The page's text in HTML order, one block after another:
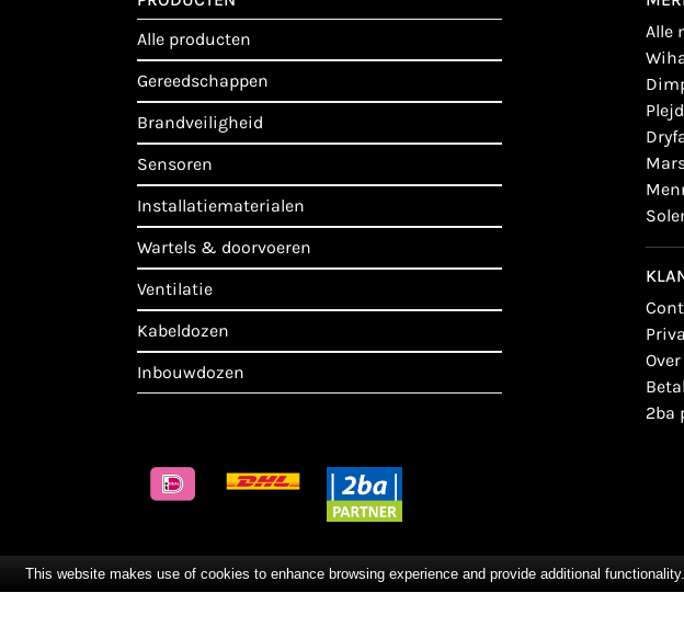
alle producten
gereedschappen
brandveiligheid
sensoren
installatiematerialen
wartels & doorvoeren
ventilatie
kabeldozen
inbouwdozen
alle
plejd
This website makes use of cookies to enhance browsing experience and provide additional functionality.